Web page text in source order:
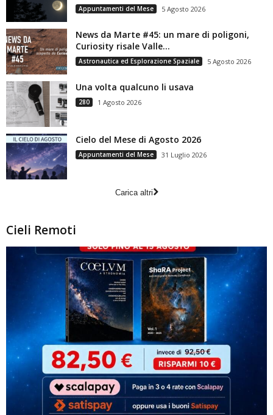
Appuntamenti del Mese 5 Agosto 2026
News da Marte #45: un mare di poligoni,
Curiosity risale Valle...
Astronautica ed Esplorazione Spaziale 5 Agosto 2026
Una volta qualcuno li usava
280 1 Agosto 2026
Cielo del Mese di Agosto 2026
Appuntamenti del Mese 31 Luglio 2026
Carica altri
Cieli Remoti